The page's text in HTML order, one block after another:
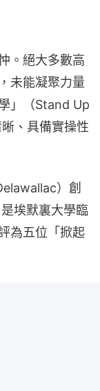
。絕大多數高
未能凝聚力量
」（Stand Up
、具備實操性
）創
埃默裏大學臨
為五位「掀起